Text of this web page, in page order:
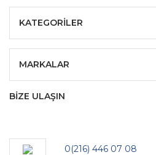
KATEGORİLER
MARKALAR
BİZE ULAŞIN
0(216) 446 07 08